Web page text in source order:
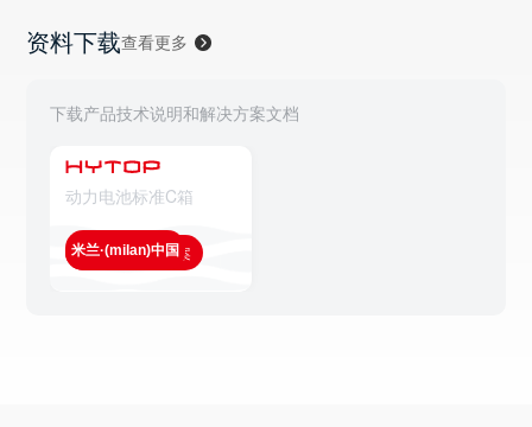
资料下载查看更多
下载产品技术说明和解决方案文档
动力电池标准C箱
查看全部解决方案
米兰·(milan)中国